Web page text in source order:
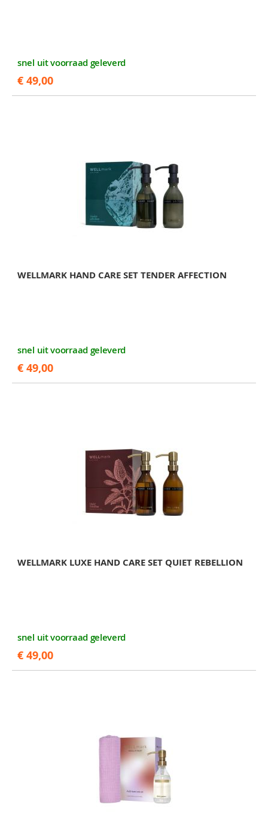
snel uit voorraad geleverd
€ 49,00
WELLMARK HAND CARE SET TENDER AFFECTION
snel uit voorraad geleverd
€ 49,00
WELLMARK LUXE HAND CARE SET QUIET REBELLION
snel uit voorraad geleverd
€ 49,00